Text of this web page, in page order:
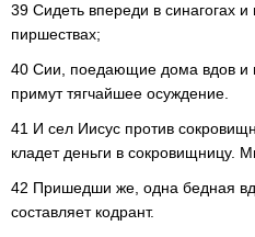
39 Сидеть впереди в синагогах
пиршествах;
40 Сии, поедающие дома вдов и
примут тягчайшее осуждение.
41 И сел Иисус против
кладет деньги в сокровищницу.
42 Пришедши же, одна бедная
составляет кодрант.